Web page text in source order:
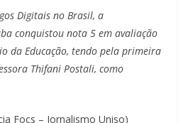
Digitais no Brasil, a
conquistou nota 5 em avaliação
da Educação, tendo pela primeira
Thifani Postali, como
Focs – Jornalismo Uniso)